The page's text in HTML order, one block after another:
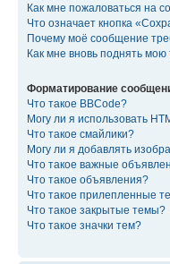
Как мне пожаловаться на
Что означает кнопка
Почему моё сообщение
Как мне вновь поднять мою
Форматирование
Что такое BBCode?
Могу ли я использовать
Что такое смайлики?
Могу ли я добавлять
Что такое важные
Что такое объявления?
Что такое прилепленные
Что такое закрытые темы?
Что такое значки тем?